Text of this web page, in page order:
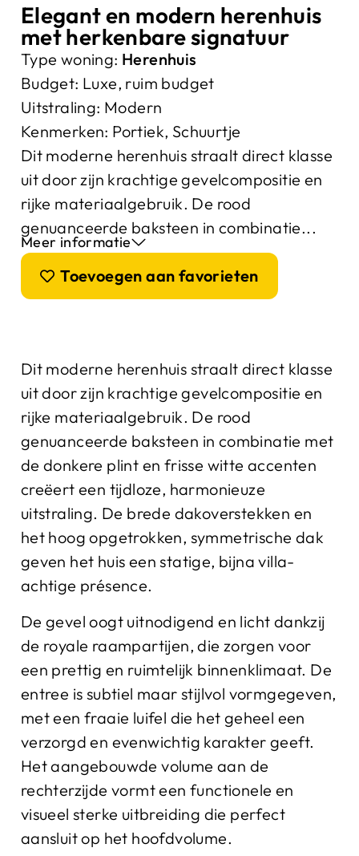
Elegant en modern herenhuis
met herkenbare signatuur
Type woning: Herenhuis
Budget: Luxe, ruim budget
Uitstraling: Modern
Kenmerken: Portiek, Schuurtje
Dit moderne herenhuis straalt direct klasse
uit door zijn krachtige gevelcompositie en
rijke materiaalgebruik. De rood
genuanceerde baksteen in combinatie...
Meer informatie
Toevoegen aan favorieten
Dit moderne herenhuis straalt direct klasse
uit door zijn krachtige gevelcompositie en
rijke materiaalgebruik. De rood
genuanceerde baksteen in combinatie met
de donkere plint en frisse witte accenten
creëert een tijdloze, harmonieuze
uitstraling. De brede dakoverstekken en
het hoog opgetrokken, symmetrische dak
geven het huis een statige, bijna villa-
achtige présence.
De gevel oogt uitnodigend en licht dankzij
de royale raampartijen, die zorgen voor
een prettig en ruimtelijk binnenklimaat. De
entree is subtiel maar stijlvol vormgegeven,
met een fraaie luifel die het geheel een
verzorgd en evenwichtig karakter geeft.
Het aangebouwde volume aan de
rechterzijde vormt een functionele en
visueel sterke uitbreiding die perfect
aansluit op het hoofdvolume.